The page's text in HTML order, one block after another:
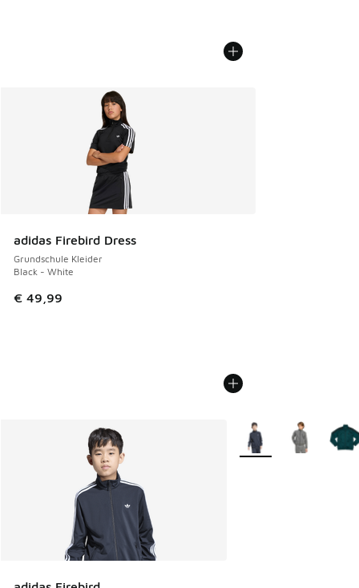
adidas Firebird Dress
Grundschule Kleider
Black - White
€ 49,99
Weitere Farben